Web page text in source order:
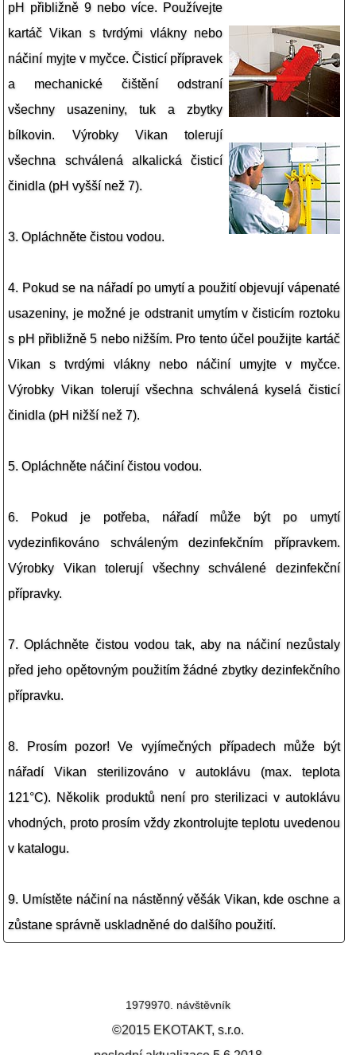
pH přibližně 9 nebo více. Používejte
kartáč Vikan s tvrdými vlákny nebo
náčiní myjte v myčce. Čisticí přípravek
a mechanické čištění odstraní
všechny usazeniny, tuk a zbytky
bílkovin. Výrobky Vikan tolerují
všechna schválená alkalická čisticí
činidla (pH vyšší než 7).
3. Opláchněte čistou vodou.
4. Pokud se na nářadí po umytí a použití objevují vápenaté
usazeniny, je možné je odstranit umytím v čisticím roztoku
s pH přibližně 5 nebo nižším. Pro tento účel použijte kartáč
Vikan s tvrdými vlákny nebo náčiní umyjte v myčce.
Výrobky Vikan tolerují všechna schválená kyselá čisticí
činidla (pH nižší než 7).
5. Opláchněte náčiní čistou vodou.
6. Pokud je potřeba, nářadí může být po umytí
vydezinfikováno schváleným dezinfekčním přípravkem.
Výrobky Vikan tolerují všechny schválené dezinfekční
přípravky.
7. Opláchněte čistou vodou tak, aby na náčiní nezůstaly
před jeho opětovným použitím žádné zbytky dezinfekčního
přípravku.
8. Prosím pozor! Ve vyjímečných případech může být
nářadí Vikan sterilizováno v autoklávu (max. teplota
121°C). Několik produktů není pro sterilizaci v autoklávu
vhodných, proto prosím vždy zkontrolujte teplotu uvedenou
v katalogu.
9. Umístěte náčiní na nástěnný věšák Vikan, kde oschne a
zůstane správně uskladněné do dalšího použití.
1979970. návštěvník
©2015 EKOTAKT, s.r.o.